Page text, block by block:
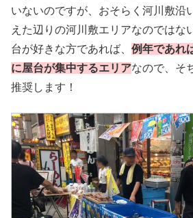
いないのですが、おそらく河川敷沿
えた辺りの河川敷エリアなのではな
台が好きな方であれば、 例年であれ
に屋台が集中するエリアなので、そ
推奨します！